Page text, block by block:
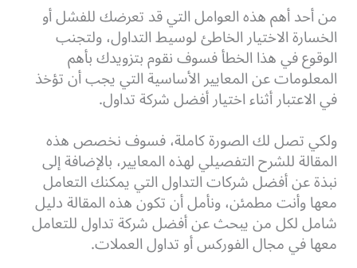
من أحد أهم هذه العوامل التي قد تعرضك للفشل أو
الخسارة الاختيار الخاطئ لوسيط التداول، ولتجنب
الوقوع في هذا الخطأ فسوف نقوم بتزويدك بأهم
المعلومات عن المعايير الأساسية التي يجب أن تؤخذ
في الاعتبار أثناء اختيار أفضل شركة تداول.
ولكي تصل لك الصورة كاملة، فسوف نخصص هذه
المقالة للشرح التفصيلي لهذه المعايير، بالإضافة إلى
نبذة عن أفضل شركات التداول التي يمكنك التعامل
معها وأنت مطمئن، ونأمل أن تكون هذه المقالة دليل
شامل لكل من يبحث عن أفضل شركة تداول للتعامل
معها في مجال الفوركس أو تداول العملات.